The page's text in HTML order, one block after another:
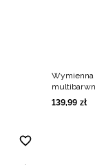
Wymienna
139,99 zł